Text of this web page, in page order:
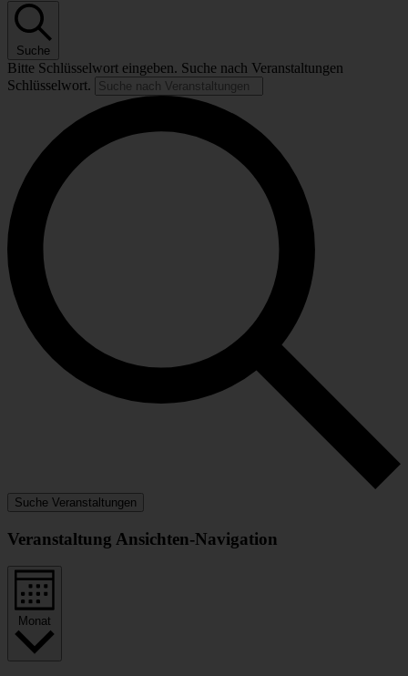
Suche
Bitte Schlüsselwort eingeben. Suche nach Veranstaltungen
Schlüsselwort.
Suche Veranstaltungen
Veranstaltung Ansichten-Navigation
Monat